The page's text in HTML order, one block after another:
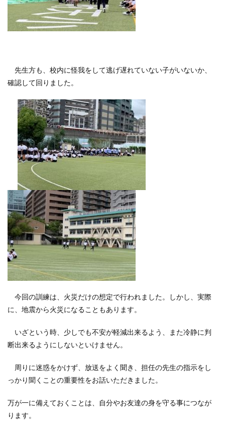
先生方も、校内に怪我をして逃げ遅れていない子がいないか、
確認して回りました。
今回の訓練は、火災だけの想定で行われました。しかし、実際
に、地震から火災になることもあります。
いざという時、少しでも不安が軽減出来るよう、また冷静に判
断出来るようにしないといけません。
周りに迷惑をかけず、放送をよく聞き、担任の先生の指示をし
っかり聞くことの重要性をお話いただきました。
万が一に備えておくことは、自分やお友達の身を守る事につなが
ります。